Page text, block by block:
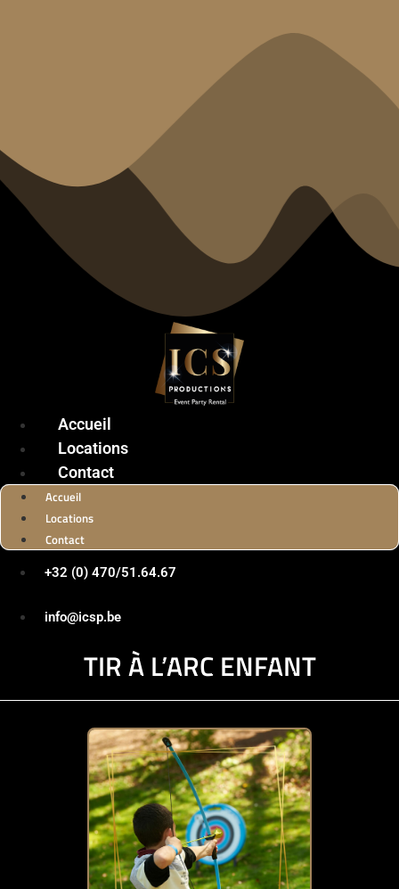
Accueil
Locations
Contact
Accueil
Locations
Contact
+32 (0) 470/51.64.67
info@icsp.be
TIR À L’ARC ENFANT